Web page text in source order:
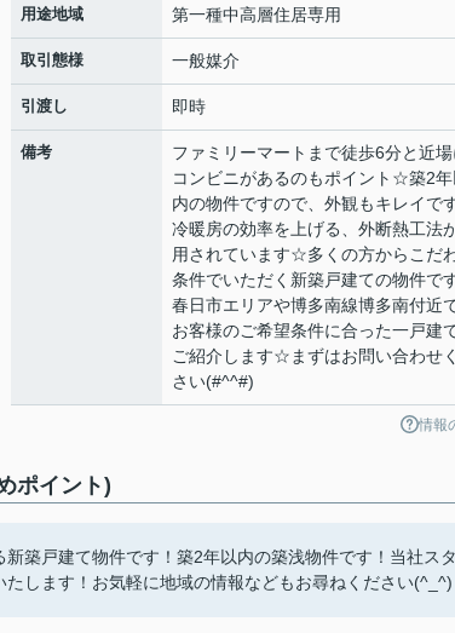
用途地域 第一種中高層住居専用
取引態様 一般媒介
引渡し 即時
備考
ファミリーマートまで徒歩6分と近
コンビニがあるのもポイント☆築2
内の物件ですので、外観もキレイで
冷暖房の効率を上げる、外断熱工法
用されています☆多くの方からこだ
条件でいただく新築戸建ての物件で
春日市エリアや博多南線博多南付近
お客様のご希望条件に合った一戸建
ご紹介します☆まずはお問い合わせ
さい(#^^#)
情報
ポイント)
築戸建て物件です！築2年以内の築浅物件です！当社ス
します！お気軽に地域の情報などもお尋ねください(^_^)